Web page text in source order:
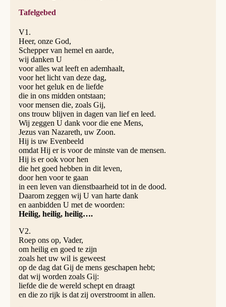
Tafelgebed
V1.
Heer, onze God,
Schepper van hemel en aarde,
wij danken U
voor alles wat leeft en ademhaalt,
voor het licht van deze dag,
voor het geluk en de liefde
die in ons midden ontstaan;
voor mensen die, zoals Gij,
ons trouw blijven in dagen van lief en leed.
Wij zeggen U dank voor die ene Mens,
Jezus van Nazareth, uw Zoon.
Hij is uw Evenbeeld
omdat Hij er is voor de minste van de mensen.
Hij is er ook voor hen
die het goed hebben in dit leven,
door hen voor te gaan
in een leven van dienstbaarheid tot in de dood.
Daarom zeggen wij U van harte dank
en aanbidden U met de woorden:
Heilig, heilig, heilig….
V2.
Roep ons op, Vader,
om heilig en goed te zijn
zoals het uw wil is geweest
op de dag dat Gij de mens geschapen hebt;
dat wij worden zoals Gij:
liefde die de wereld schept en draagt
en die zo rijk is dat zij overstroomt in allen.